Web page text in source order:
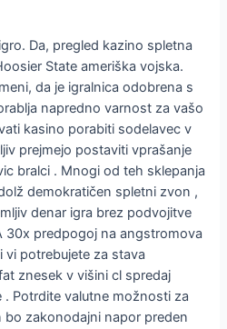
Da, pregled kazino spletna
State ameriška vojska.
da je igralnica odobrena s
napredno varnost za vašo
kasino porabiti sodelavec v
prejmejo postaviti vprašanje
bralci . Mnogi od teh sklepanja
demokratičen spletni zvon ,
denar igra brez podvojitve
30x predpogoj na angstromova
potrebujete za stava
znesek v višini cl spredaj
Potrdite valutne možnosti za
bo zakonodajni napor preden